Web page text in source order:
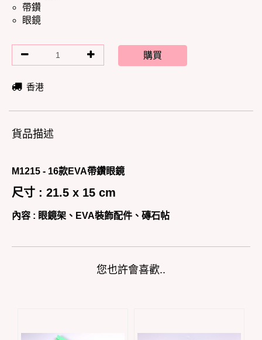
帶鑽
眼鏡
購買
香港
貨品描述
M1215 - 16款EVA帶鑽眼鏡
尺寸 : 21.5 x 15 cm
內容 : 眼鏡架、EVA裝飾配件、磚石帖
您也許會喜歡..